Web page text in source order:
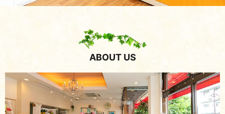
ABOUT US